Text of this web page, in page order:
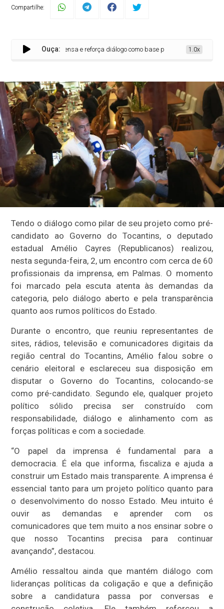
Compartilhe:
Ouça:
da imprensa e reforça diálogo como base para projeto ao Governo
1.0x
Tendo o diálogo como pilar de seu projeto como pré-
candidato ao Governo do Tocantins, o deputado
estadual Amélio Cayres (Republicanos) realizou,
nesta segunda-feira, 2, um encontro com cerca de 60
profissionais da imprensa, em Palmas. O momento
foi marcado pela escuta atenta às demandas da
categoria, pelo diálogo aberto e pela transparência
quanto aos rumos políticos do Estado.
Durante o encontro, que reuniu representantes de
sites, rádios, televisão e comunicadores digitais da
região central do Tocantins, Amélio falou sobre o
cenário eleitoral e esclareceu sua disposição em
disputar o Governo do Tocantins, colocando-se
como pré-candidato. Segundo ele, qualquer projeto
político sólido precisa ser construído com
responsabilidade, diálogo e alinhamento com as
forças políticas e com a sociedade.
“O papel da imprensa é fundamental para a
democracia. É ela que informa, fiscaliza e ajuda a
construir um Estado mais transparente. A imprensa é
essencial tanto para um projeto político quanto para
o desenvolvimento do nosso Estado. Meu intuito é
ouvir as demandas e aprender com os
comunicadores que tem muito a nos ensinar sobre o
que nosso Tocantins precisa para continuar
avançando”, destacou.
Amélio ressaltou ainda que mantém diálogo com
lideranças políticas da coligação e que a definição
sobre a candidatura passa por conversas e